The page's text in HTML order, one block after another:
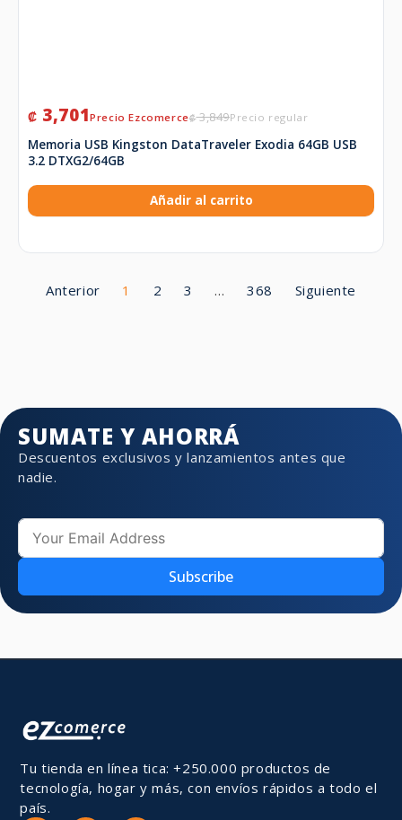
₡3,849
₡ 3,701
Memoria USB Kingston DataTraveler Exodia 64GB USB
3.2 DTXG2/64GB
Añadir al carrito
Anterior 1 2 3 … 368 Siguiente
SUMATE Y AHORRÁ
Descuentos exclusivos y lanzamientos antes que
nadie.
Subscribe
Tu tienda en línea tica: +250.000 productos de
tecnología, hogar y más, con envíos rápidos a todo el
país.